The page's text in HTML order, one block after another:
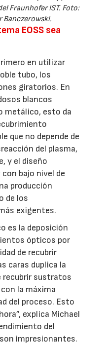
Fraunhofer IST. Foto:
Banczerowski.
EOSS sea
en utilizar
tubo, los
giratorios. En
blancos
metálico, esto da
que no depende de
del plasma,
y el diseño
bajo nivel de
producción
de los
exigentes.
es la deposición
ópticos por
de recubrir
caras duplica la
recubrir sustratos
la máxima
del proceso. Esto
explica Michael
del
impresionantes.